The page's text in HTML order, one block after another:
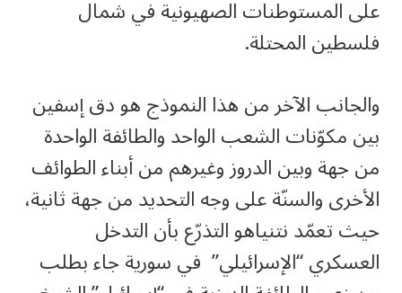
على المستوطنات الصهيونية في شمال
فلسطين المحتلة.
والجانب الآخر من هذا النموذج هو دق إسفين
بين مكوّنات الشعب الواحد والطائفة الواحدة
من جهة وبين الدروز وغيرهم من أبناء الطوائف
الأخرى والسنّة على وجه التحديد من جهة ثانية،
حيث تعمّد نتنياهو التذرّع بأن التدخل
العسكري “الإسرائيلي” في سورية جاء بطلب